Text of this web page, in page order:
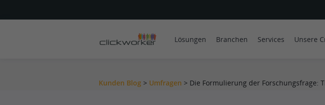
Lösungen Branchen Services Unsere
Kunden Blog > Umfragen > Die Formulierung der Forschungsfrage: